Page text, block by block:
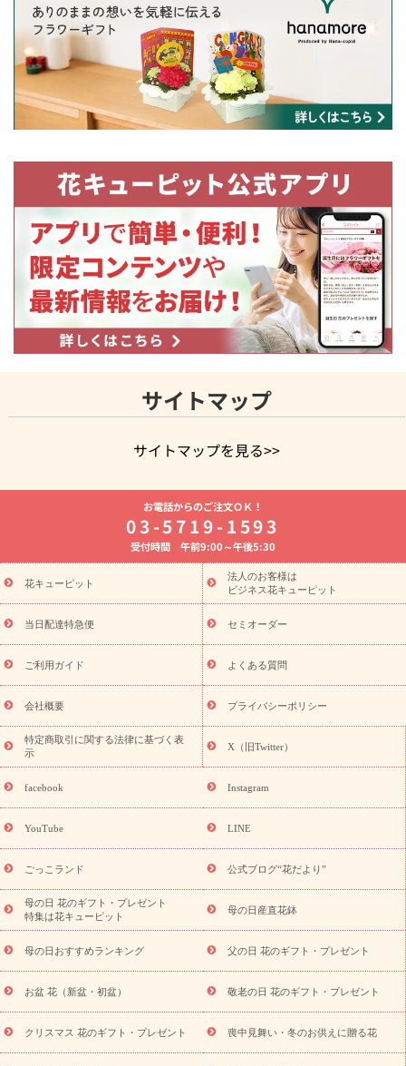
サイトマップ
サイトマップを見る>>
よく贈られる花
お祝いの花特集
誕生日フラワーギフト特集
8月の誕生花(トルコキキョウ)
開店・開業祝い
お供え・お悔やみ お供え・お悔やみの花
通夜・葬儀に贈る花 胡蝶蘭・花鉢
ーブドフラワー
季節のイベント
ひまわり ギフト・プレゼント
特集
お盆 花（新盆・初盆） 季節のイベント
お盆 花（新
盆・初盆）
お盆 花（新盆・初盆）
お盆・お供え 花とセットギ
フト
お盆・お供え プリザーブドフラワー
ひまわり ギフト・プ
レゼント特集
夏の花贈り・お中元・暑中見舞い 花のギフト特集
敬老の日におくる花ギフト・プレゼント特集
花ギフト・プレゼント特集
敬老の日 花のおすすめランキング
敬
老の日 花鉢植えのギフト・プレゼント特集
敬老の日 花とセットギ
フト・プレゼント特集
敬老の日の花 全てのギフト一覧
キャン
ペーン
映画『ウォーターガーディアンズ』コラボキャンペーン
「きょう誕生日なんです」キャンペーン
誕生日の花を探す
誕生日フラワーギフト 誕生日フラワーギフト特集
9月の誕生花(リンドウ)
ら探す
お祝いの花特集 当日配達特急便 お祝い商品一覧
念日
結婚祝い 出産祝い 退院祝い・快気祝い
寿祝い
プチギフト ペットのお祝いフラワー
供え・お悔やみ商品一覧
お供え・お悔やみの花
四十九日法要以
降に贈る花
通夜・葬儀に贈る花
お供え お花とセットギフト
お供え プリザーブドフラワー
ペットのお供えフラワー
お盆（新
盆・初盆）
その他 お祝い返し お見舞い
お取り寄せギフト
ビジネス用
ご自宅用 観葉植物 ミディ胡蝶蘭
プリザーブ
ドフラワー
スタイルから探す アレンジメント 花束
スタ
お電話からのご注文ＯＫ！
03-5719-1593
受付時間 午前9:00～午後5:30
花キューピット
法人のお客様は
ビジネス花キューピット
当日配達特急便 セミオーダー
ご利用ガイド よくある質問
会社概要 プライバシーポリシー
特定商取引に関する法律に基づく表
示
X（旧Twitter）
facebook Instagram
YouTube LINE
ごっこランド 公式ブログ“花だより”
母の日 花のギフト・プレゼント
特集は花キューピット
母の日産直花鉢
母の日おすすめランキング 父の日 花のギフト・プレゼント
お盆 花（新盆・初盆） 敬老の日 花のギフト・プレゼント
クリスマス 花のギフト・プレゼント 喪中見舞い・冬のお供えに贈る花